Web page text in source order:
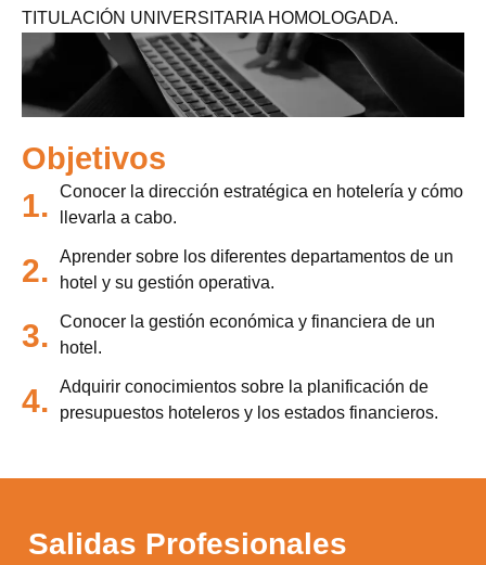
TITULACIÓN UNIVERSITARIA HOMOLOGADA.
Objetivos
1.
Conocer la dirección estratégica en hotelería y cómo
llevarla a cabo.
2.
Aprender sobre los diferentes departamentos de un
hotel y su gestión operativa.
3.
Conocer la gestión económica y financiera de un
hotel.
4.
Adquirir conocimientos sobre la planificación de
presupuestos hoteleros y los estados financieros.
Salidas Profesionales